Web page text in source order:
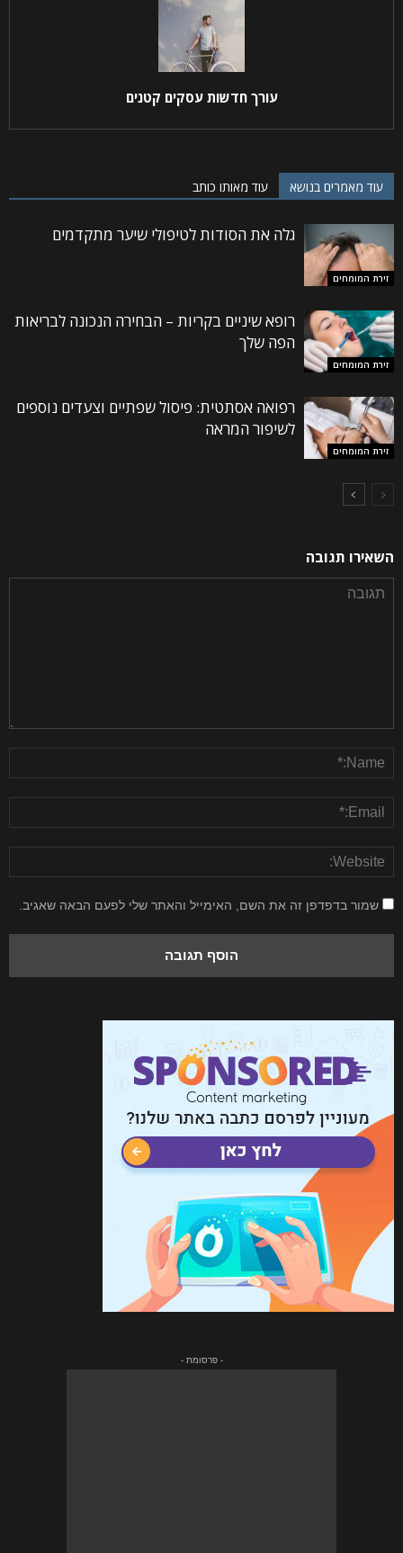
עורך חדשות עסקים קטנים
עוד מאמרים בנושא עוד מאותו כותב
זירת המומחים
גלה את הסודות לטיפולי שיער מתקדמים
זירת המומחים
רופא שיניים בקריות – הבחירה הנכונה לבריאות
הפה שלך
זירת המומחים
רפואה אסתטית: פיסול שפתיים וצעדים נוספים
לשיפור המראה
השאירו תגובה
שמור בדפדפן זה את השם, האימייל והאתר שלי לפעם הבאה שאגיב.
- פרסומת -